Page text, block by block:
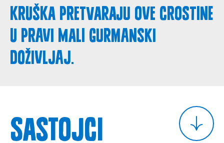
kruška pretvaraju ove crostine
u pravi mali gurmanski
doživljaj.
Sastojci